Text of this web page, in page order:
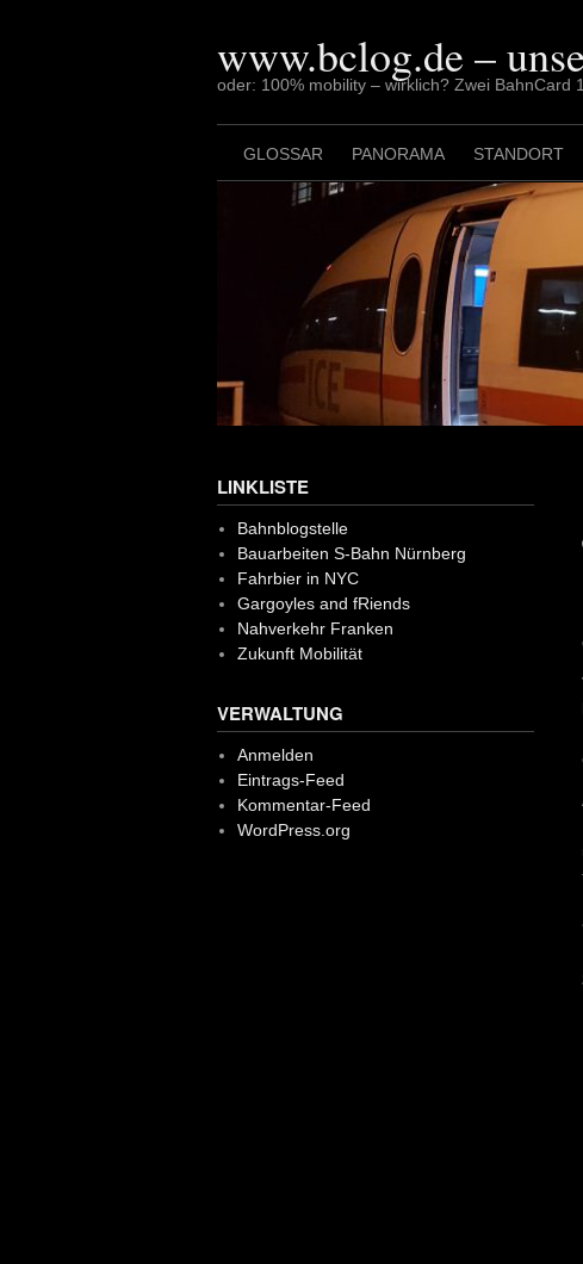
www.bclog.de –
oder: 100% mobility – wirklich? Zwei BahnCard
GLOSSAR PANORAMA STANDORT
LINKLISTE
Bahnblogstelle
Bauarbeiten S-Bahn Nürnberg
Fahrbier in NYC
Gargoyles and fRiends
Nahverkehr Franken
Zukunft Mobilität
VERWALTUNG
Anmelden
Eintrags-Feed
Kommentar-Feed
WordPress.org